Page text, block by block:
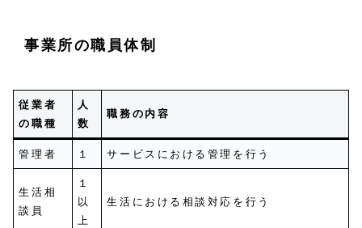
事業所の職員体制
従業者
の職種
人
数
職務の内容
管理者 １ サービスにおける管理を行う
生活相
談員
１
以
上
生活における相談対応を行う